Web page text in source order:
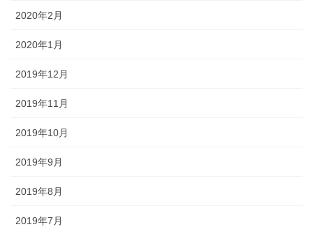
2020年2月
2020年1月
2019年12月
2019年11月
2019年10月
2019年9月
2019年8月
2019年7月